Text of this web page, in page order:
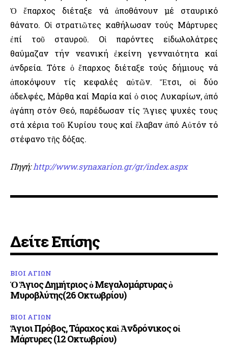
Ὁ ἔπαρχος διέταξε νά ἀποθάνουν μέ σταυρικό
θάνατο. Οἱ στρατιῶτες καθήλωσαν τούς Μάρτυρες
ἐπί τοῦ σταυροῦ. Οἱ παρόντες εἰδωλολάτρες
θαύμαζαν τήν νεανική ἐκείνη γενναιότητα καί
ἀνδρεία. Τότε ὁ ἔπαρχος διέταξε τούς δήμιους νά
ἀποκόψουν τίς κεφαλές αὐτῶν. Ἔτσι, οἱ δύο
ἀδελφές, Μάρθα καί Μαρία καί ὁ Ὅσιος Λυκαρίων, ἀπό
ἀγάπη στόν Θεό, παρέδωσαν τίς Ἅγιες ψυχές τους
στά χέρια τοῦ Κυρίου τους καί ἔλαβαν ἀπό Αὐτόν τό
στέφανο τῆς δόξας.
Πηγή:http://www.synaxarion.gr/gr/index.aspx
Δείτε Επίσης
ΒΙΟΙ ΑΓΙΩΝ
Ὁ Ἅγιος Δημήτριος ὁ Μεγαλομάρτυρας ὁ
Μυροβλύτης(26 Οκτωβρίου)
ΒΙΟΙ ΑΓΙΩΝ
Ἅγιοι Πρόβος, Τάραχος καὶ Ἀνδρόνικος οἱ
Μάρτυρες (12 Οκτωβρίου)